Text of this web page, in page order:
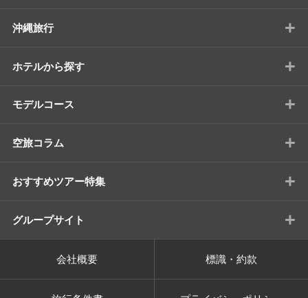
沖縄旅行 +
ホテルから探す +
モデルコース +
空旅コラム +
おすすめツアー特集 +
グループサイト +
会社概要 標識・約款